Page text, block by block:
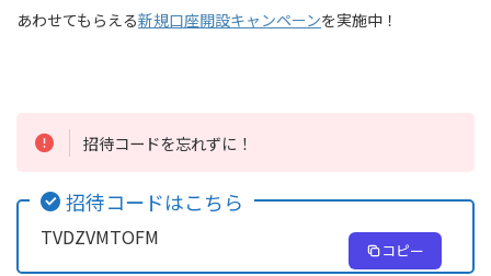
あわせてもらえる新規口座開設キャンペーンを実施中！
招待コードを忘れずに！
招待コードはこちら
TVDZVMTOFM
コピー